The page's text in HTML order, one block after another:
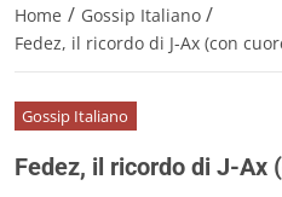
Home / Gossip Italiano /
Fedez, il ricordo di J-Ax (con
Gossip Italiano
Fedez, il ricordo di J-Ax